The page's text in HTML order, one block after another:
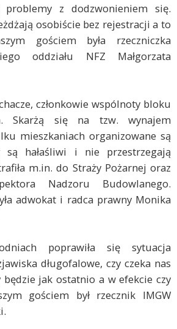
problemy z dodzwonieniem się.
osobiście bez rejestracji a to
gościem była rzeczniczka
oddziału NFZ Małgorzata
członkowie wspólnoty bloku
Skarżą się na tzw. wynajem
mieszkaniach organizowane są
są hałaśliwi i nie przestrzegają
m.in. do Straży Pożarnej oraz
Nadzoru Budowlanego.
adwokat i radca prawny Monika
poprawiła się sytuacja
długofalowe, czy czeka nas
jak ostatnio a w efekcie czy
gościem był rzecznik IMGW